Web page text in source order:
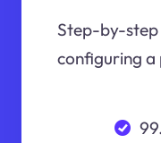
Step-by-step
configuring